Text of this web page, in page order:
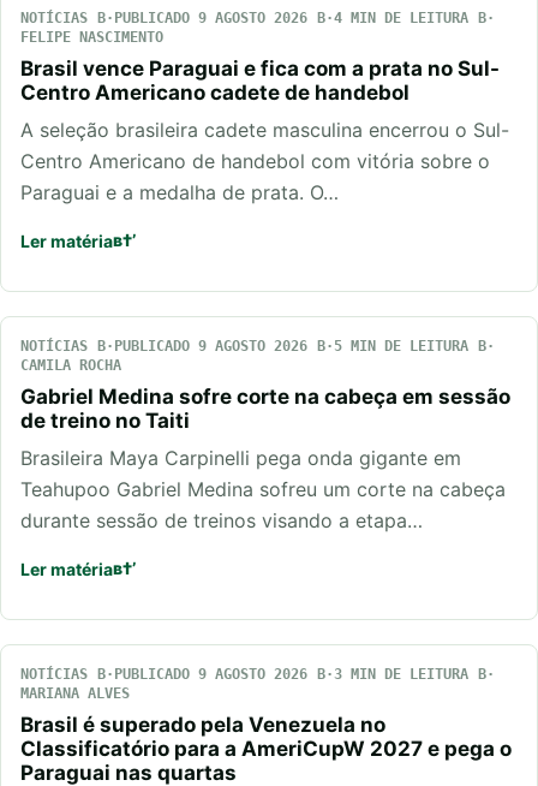
NOTÍCIAS PUBLICADO 9 AGOSTO 2026
4 MIN DE LEITURA
FELIPE NASCIMENTO
Brasil vence Paraguai e fica com a prata no Sul-
Centro Americano cadete de handebol
A seleção brasileira cadete masculina encerrou o Sul-
Centro Americano de handebol com vitória sobre o
Paraguai e a medalha de prata. O…
Ler matéria
NOTÍCIAS PUBLICADO 9 AGOSTO 2026
5 MIN DE LEITURA
CAMILA ROCHA
Gabriel Medina sofre corte na cabeça em sessão
de treino no Taiti
Brasileira Maya Carpinelli pega onda gigante em
Teahupoo Gabriel Medina sofreu um corte na cabeça
durante sessão de treinos visando a etapa…
Ler matéria
NOTÍCIAS PUBLICADO 9 AGOSTO 2026
3 MIN DE LEITURA
MARIANA ALVES
Brasil é superado pela Venezuela no
Classificatório para a AmeriCupW 2027 e pega o
Paraguai nas quartas